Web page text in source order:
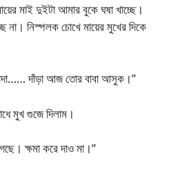
মাই দুইটা আমার বুকে ঘষা খাচ্ছে।
না। নিস্পলক চোখে মায়ের মুখের দিকে
দাঁড়া আজ তোর বাবা আসুক।”
মুখ গুজে দিলাম।
ক্ষমা করে দাও মা।”